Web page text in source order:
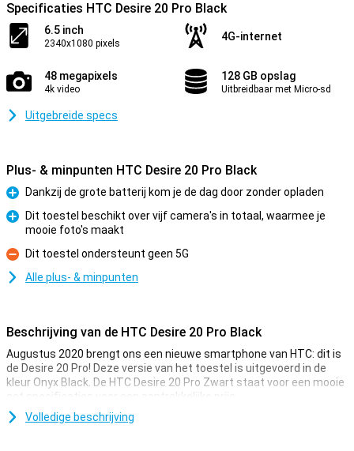
Specificaties HTC Desire 20 Pro Black
6.5 inch
2340x1080 pixels
4G-internet
48 megapixels
4k video
128 GB opslag
Uitbreidbaar met Micro-sd
Uitgebreide specs
Plus- & minpunten HTC Desire 20 Pro Black
Pluspunt
Dankzij de grote batterij kom je de dag door zonder opladen
Pluspunt
Dit toestel beschikt over vijf camera's in totaal, waarmee je
mooie foto's maakt
Minpunt
Dit toestel ondersteunt geen 5G
Alle plus- & minpunten
Beschrijving van de HTC Desire 20 Pro Black
Augustus 2020 brengt ons een nieuwe smartphone van HTC: dit is
de Desire 20 Pro! Deze versie van het toestel is uitgevoerd in de
kleur Onyx Black. De HTC Desire 20 Pro Zwart staat voor een mooie
set specificaties voor een aantrekkelijke prijs.
De accu springt er namelijk direct uit met een capaciteit van
Volledige beschrijving